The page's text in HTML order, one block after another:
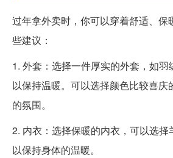
过年拿外卖时，你可以穿着舒适、保
些建议：
1. 外套：选择一件厚实的外套，如羽
以保持温暖。可以选择颜色比较喜庆
的氛围。
2. 内衣：选择保暖的内衣，可以选择
以保持身体的温暖。